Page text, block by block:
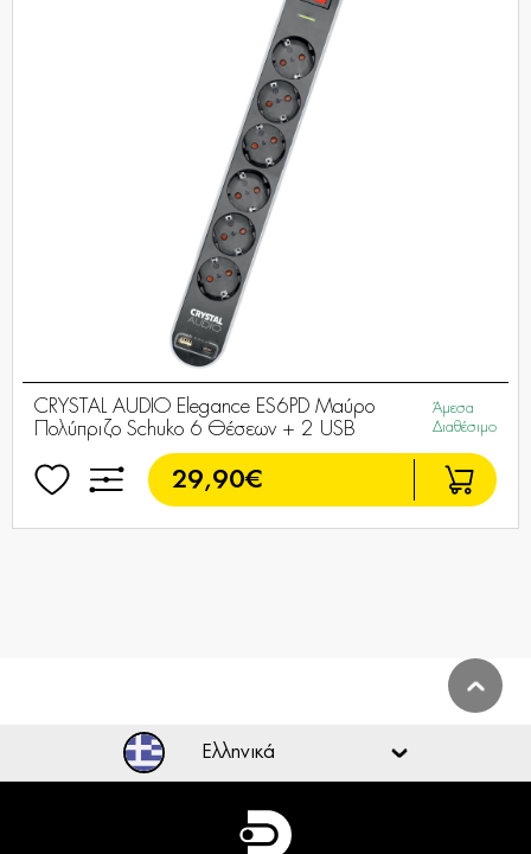
CRYSTAL AUDIO Elegance ES6PD Μαύρο
Πολύπριζο Schuko 6 Θέσεων + 2 USB
Άμεσα
Διαθέσιμο
29,90€
Ελληνικά
Ελληνικά